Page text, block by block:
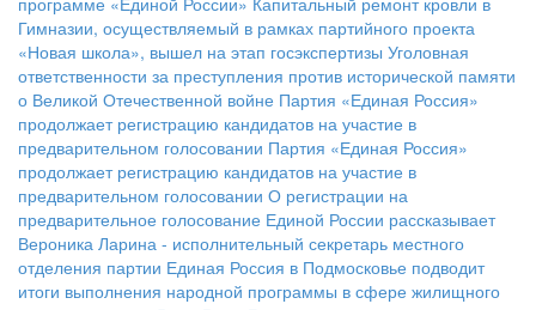
Гимназии, осуществляемый в рамках партийного проекта
«Новая школа», вышел на этап госэкспертизы Уголовная
ответственности за преступления против исторической памяти
о Великой Отечественной войне Партия «Единая Россия»
продолжает регистрацию кандидатов на участие в
предварительном голосовании Партия «Единая Россия»
продолжает регистрацию кандидатов на участие в
предварительном голосовании О регистрации на
предварительное голосование Единой России рассказывает
Вероника Ларина - исполнительный секретарь местного
отделения партии Единая Россия в Подмосковье подводит
итоги выполнения народной программы в сфере жилищного